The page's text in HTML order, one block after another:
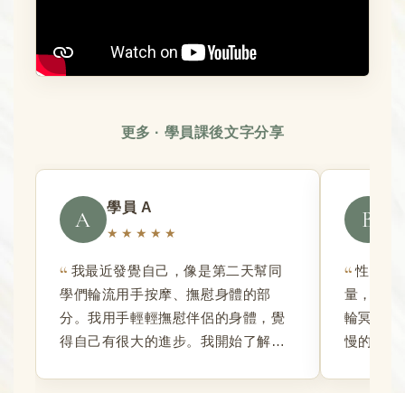
更多 · 學員課後文字分享
A 學員 A
★★★★★
我最近發覺自己，像是第二天幫同
學們輪流用手按摩、撫慰身體的部
分。我用手輕輕撫慰伴侶的身體，覺
得自己有很大的進步。我開始了解
B
性能量
量，臉和
輪冥想時
慢的狀態